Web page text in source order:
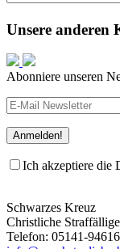
Unsere anderen
Abonniere unseren
Ich akzeptiere die
Schwarzes Kreuz
Christliche
Telefon: 05141-